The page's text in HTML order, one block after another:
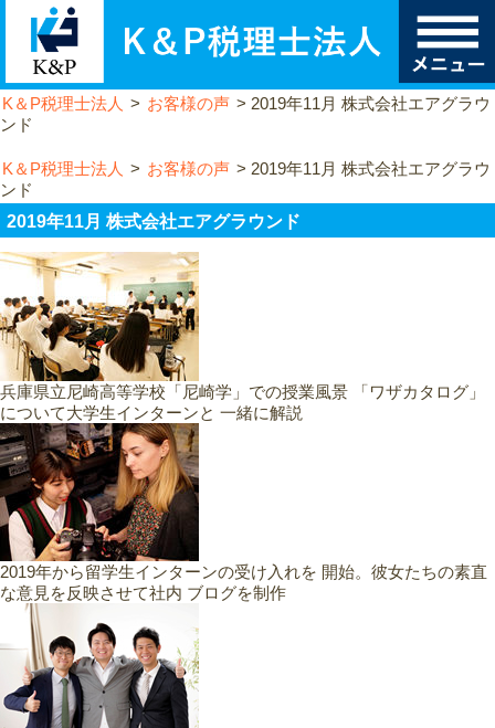
K＆P税理士法人 > お客様の声 > 2019年11月 株式会社エアグラウ
ンド
K＆P税理士法人 > お客様の声 > 2019年11月 株式会社エアグラウ
ンド
2019年11月 株式会社エアグラウンド
兵庫県立尼崎高等学校「尼崎学」での授業風景 「ワザカタログ」
について大学生インターンと 一緒に解説
2019年から留学生インターンの受け入れを 開始。彼女たちの素直
な意見を反映させて社内 ブログを制作